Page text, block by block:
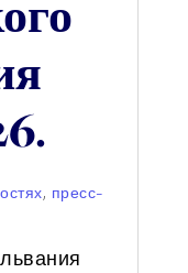
, пресс-